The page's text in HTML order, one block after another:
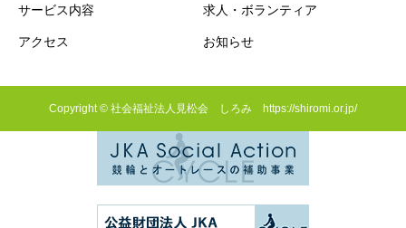
サービス内容 求人・ボランティア
アクセス お知らせ
Copyright © 社会福祉法人見松会 しろみ https://shiromi.or.jp/